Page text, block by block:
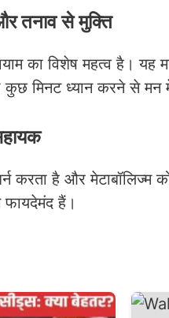
तनाव से मुक्ति
का विशेष महत्व है।
कुछ मिनट ध्यान करने से मन
करता है और
हैं।